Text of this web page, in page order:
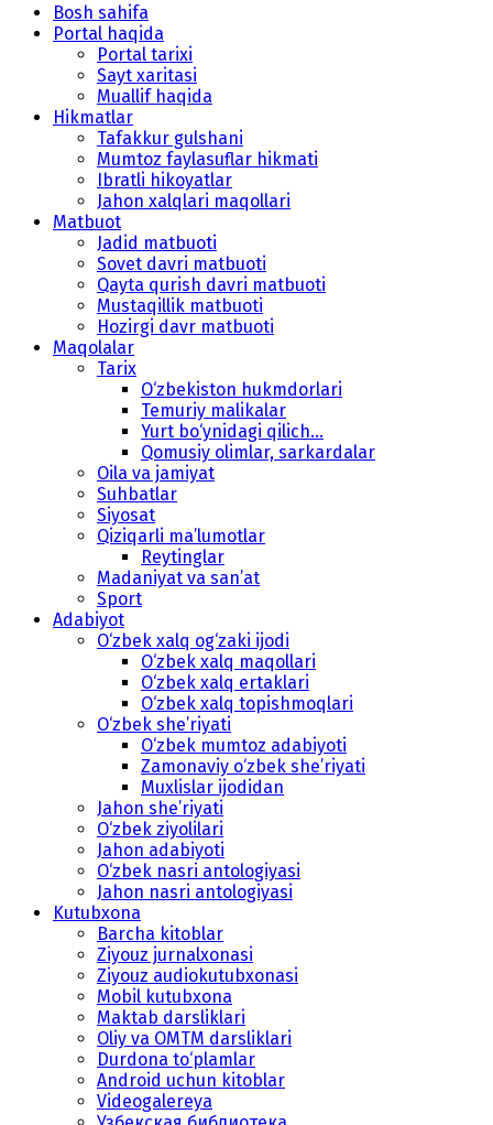
Bosh sahifa
Portal haqida
Portal tarixi
Sayt xaritasi
Muallif haqida
Hikmatlar
Tafakkur gulshani
Mumtoz faylasuflar hikmati
Ibratli hikoyatlar
Jahon xalqlari maqollari
Matbuot
Jadid matbuoti
Sovet davri matbuoti
Qayta qurish davri matbuoti
Mustaqillik matbuoti
Hozirgi davr matbuoti
Maqolalar
Tarix
O‘zbekiston hukmdorlari
Temuriy malikalar
Yurt bo‘ynidagi qilich...
Qomusiy olimlar, sarkardalar
Oila va jamiyat
Suhbatlar
Siyosat
Qiziqarli ma’lumotlar
Reytinglar
Madaniyat va san’at
Sport
Adabiyot
O‘zbek xalq og‘zaki ijodi
O‘zbek xalq maqollari
O‘zbek xalq ertaklari
O‘zbek xalq topishmoqlari
O‘zbek she’riyati
O‘zbek mumtoz adabiyoti
Zamonaviy o‘zbek she’riyati
Muxlislar ijodidan
Jahon she’riyati
O‘zbek ziyolilari
Jahon adabiyoti
O‘zbek nasri antologiyasi
Jahon nasri antologiyasi
Kutubxona
Barcha kitoblar
Ziyouz jurnalxonasi
Ziyouz audiokutubxonasi
Mobil kutubxona
Maktab darsliklari
Oliy va OMTM darsliklari
Durdona to‘plamlar
Android uchun kitoblar
Videogalereya